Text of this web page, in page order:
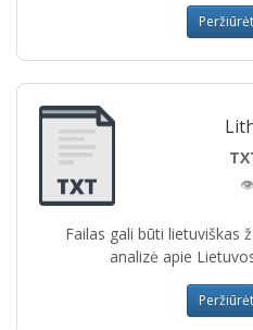
👁
Failas gali būti lietuviškas
analizė apie